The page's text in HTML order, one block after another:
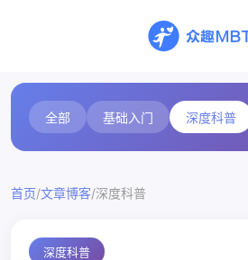
全部 基础入门 深度科普
首页/文章博客/深度科普
深度科普